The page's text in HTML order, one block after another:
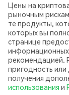
Цены на
рыночным
те продукты,
которых вы
странице
информационных
рекомендацией.
пригодность
получения
использования и